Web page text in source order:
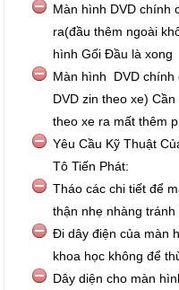
Màn hình DVD chính
ra(đầu thêm ngoài
hình Gối Đầu là xong
Màn hình DVD chính
DVD zin theo xe)
theo xe ra mất thêm
Yêu Cầu Kỹ Thuật
Tô Tiến Phát:
Tháo các chi tiết để
thận nhẹ nhàng
Đi dây điện của màn
khoa học không để
Dây diện cho màn